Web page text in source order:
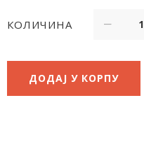
КОЛИЧИНА
ДОДАЈ У КОРПУ